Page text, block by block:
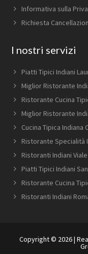
Informativa sulla
Richiesta
I nostri servizi
Piatti Tipici Indiani
Miglior Ristorante
Ristorante Cucina
Miglior Ristorante
Cucina Tipica Indiana
Ristorante Specialità
Ristoranti Indiani
Piatti Tipici Indiani
Ristorante Cucina
Ristoranti Indiani
Copyright © 2026 |